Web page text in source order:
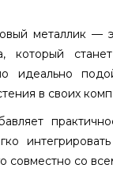
металлик —
который
идеально
в своих
совместно со